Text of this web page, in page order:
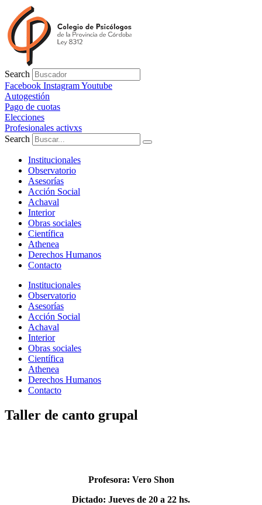
contenido
Search
Facebook InstagramYoutube
Autogestión
Pago de cuotas
Elecciones
Profesionales activxs
Search
Institucionales
Observatorio
Asesorías
Acción Social
Achaval
Interior
Obras sociales
Científica
Athenea
Derechos Humanos
Contacto
Institucionales
Observatorio
Asesorías
Acción Social
Achaval
Interior
Obras sociales
Científica
Athenea
Derechos Humanos
Contacto
Taller de canto grupal
Profesora: Vero Shon
Dictado: Jueves de 20 a 22 hs.